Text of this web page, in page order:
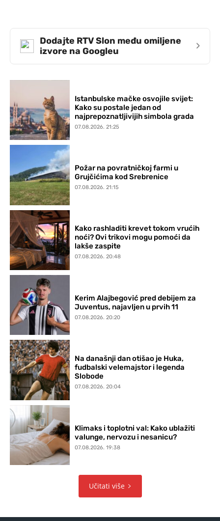
Dodajte RTV Slon među omiljene
izvore na Googleu
›
Istanbulske mačke osvojile svijet:
Kako su postale jedan od
najprepoznatljivijih simbola grada
07.08.2026. 21:25
Požar na povratničkoj farmi u
Grujčićima kod Srebrenice
07.08.2026. 21:15
Kako rashladiti krevet tokom vrućih
noći? Ovi trikovi mogu pomoći da
lakše zaspite
07.08.2026. 20:48
Kerim Alajbegović pred debijem za
Juventus, najavljen u prvih 11
07.08.2026. 20:20
Na današnji dan otišao je Huka,
fudbalski velemajstor i legenda
Slobode
07.08.2026. 20:04
Klimaks i toplotni val: Kako ublažiti
valunge, nervozu i nesanicu?
07.08.2026. 19:38
Učitati više